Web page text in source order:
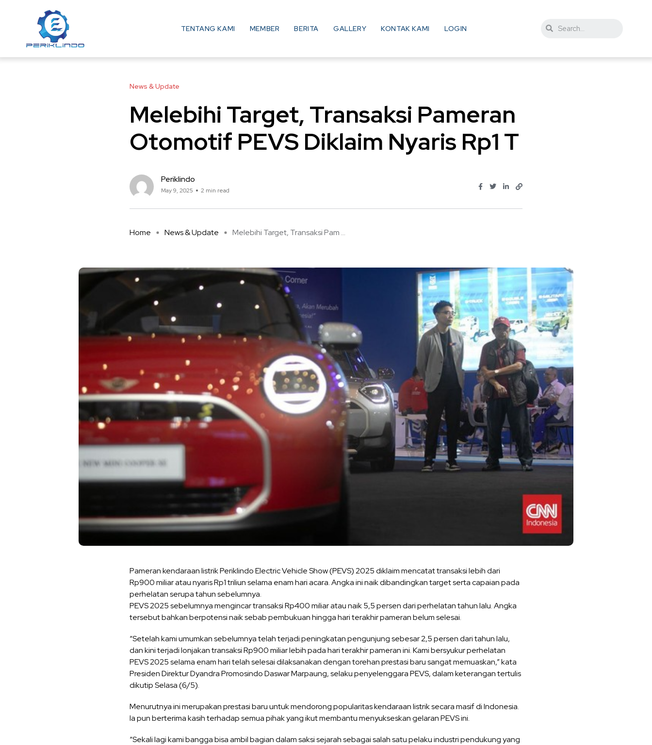
TENTANG KAMI MEMBER BERITA GALLERY KONTAK KAMI LOGIN
News & Update
Melebihi Target, Transaksi Pameran
Otomotif PEVS Diklaim Nyaris Rp1 T
Periklindo
May 9, 2025 2 min read
Home News & Update Melebihi Target, Transaksi Pam ...
Pameran kendaraan listrik Periklindo Electric Vehicle Show (PEVS) 2025 diklaim mencatat transaksi lebih dari
Rp900 miliar atau nyaris Rp1 triliun selama enam hari acara. Angka ini naik dibandingkan target serta capaian pada
perhelatan serupa tahun sebelumnya.
PEVS 2025 sebelumnya mengincar transaksi Rp400 miliar atau naik 5,5 persen dari perhelatan tahun lalu. Angka
tersebut bahkan berpotensi naik sebab pembukuan hingga hari terakhir pameran belum selesai.
“Setelah kami umumkan sebelumnya telah terjadi peningkatan pengunjung sebesar 2,5 persen dari tahun lalu,
dan kini terjadi lonjakan transaksi Rp900 miliar lebih pada hari terakhir pameran ini. Kami bersyukur perhelatan
PEVS 2025 selama enam hari telah selesai dilaksanakan dengan torehan prestasi baru sangat memuaskan,” kata
Presiden Direktur Dyandra Promosindo Daswar Marpaung, selaku penyelenggara PEVS, dalam keterangan tertulis
dikutip Selasa (6/5).
Menurutnya ini merupakan prestasi baru untuk mendorong popularitas kendaraan listrik secara masif di Indonesia.
Ia pun berterima kasih terhadap semua pihak yang ikut membantu menyukseskan gelaran PEVS ini.
“Sekali lagi kami bangga bisa ambil bagian dalam saksi sejarah sebagai salah satu pelaku industri pendukung yang